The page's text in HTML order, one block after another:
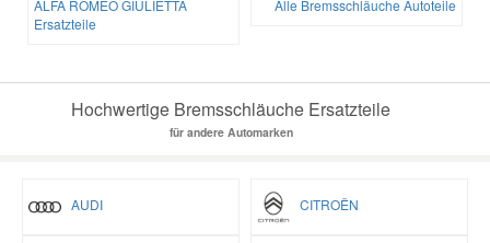
ALFA ROMEO GIULIETTA
Ersatzteile
Alle Bremsschläuche Autoteile
Hochwertige Bremsschläuche Ersatzteile
für andere Automarken
AUDI CITROËN